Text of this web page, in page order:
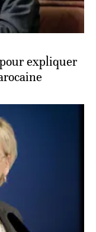
expliquer